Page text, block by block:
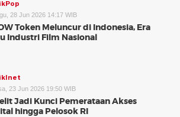
28 Jun 2026 14:17 WIB
Token Meluncur di Indonesia, Era
Industri Film Nasional
23 Jun 2026 19:50 WIB
Jadi Kunci Pemerataan Akses
hingga Pelosok RI